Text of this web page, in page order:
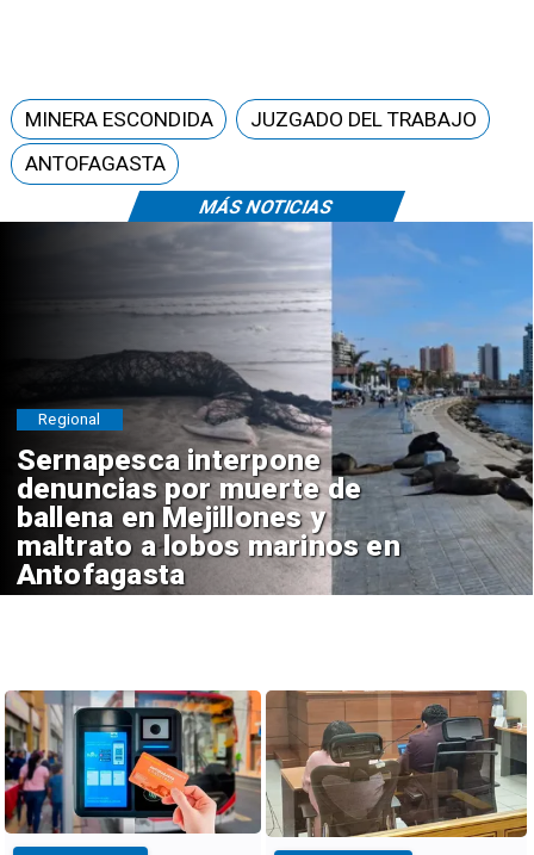
MÁS NOTICIAS
MINERA ESCONDIDA
JUZGADO DEL TRABAJO
ANTOFAGASTA
Sernapesca interpone
denuncias por muerte de
ballena en Mejillones y
maltrato a lobos marinos en
Antofagasta
Regional